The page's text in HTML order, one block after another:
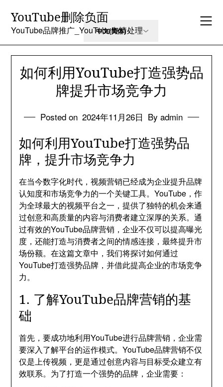
content
YouTube删除负面
YouTube品牌推广_YouTube舆情处理
如何利用YouTube打造强势品
牌提升市场竞争力
Posted on 2024年11月26日 By admin
如何利用YouTube打造强势品
牌，提升市场竞争力
在当今数字化时代，视频营销已经成为企业提升品牌
认知度和市场竞争力的一个关键工具。YouTube，作
为全球最大的视频平台之一，提供了独特的机会来通
过创意和高质量的内容与消费者建立深厚的关系。通
过有效的YouTube品牌营销，企业不仅可以提高曝光
度，还能打造与消费者之间的情感连接，最终提升市
场份额。在这篇文章中，我们将探讨如何通过
YouTube打造强势品牌，并借此提高企业的市场竞争
力。
1. 了解YouTube品牌营销的基
础
首先，要成功地利用YouTube进行品牌营销，企业需
要深入了解平台的运作模式。YouTube品牌营销不仅
仅是上传视频，更是通过创意内容与目标受众建立有
效联系。为了打造一个强势的品牌，企业需要：